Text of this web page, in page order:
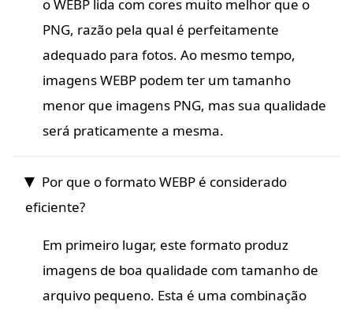
o WEBP lida com cores muito melhor que o
PNG, razão pela qual é perfeitamente
adequado para fotos. Ao mesmo tempo,
imagens WEBP podem ter um tamanho
menor que imagens PNG, mas sua qualidade
será praticamente a mesma.
Por que o formato WEBP é considerado
eficiente?
Em primeiro lugar, este formato produz
imagens de boa qualidade com tamanho de
arquivo pequeno. Esta é uma combinação